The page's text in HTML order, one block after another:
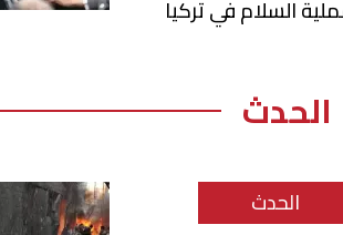
السلام في تركيا
الحدث
الحدث